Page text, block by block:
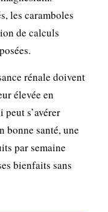
les caramboles
de calculs
rénale doivent
élevée en
s’avérer
bonne santé, une
par semaine
bienfaits sans